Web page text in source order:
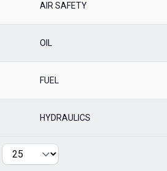
AIR SAFETY
OIL
FUEL
HYDRAULICS